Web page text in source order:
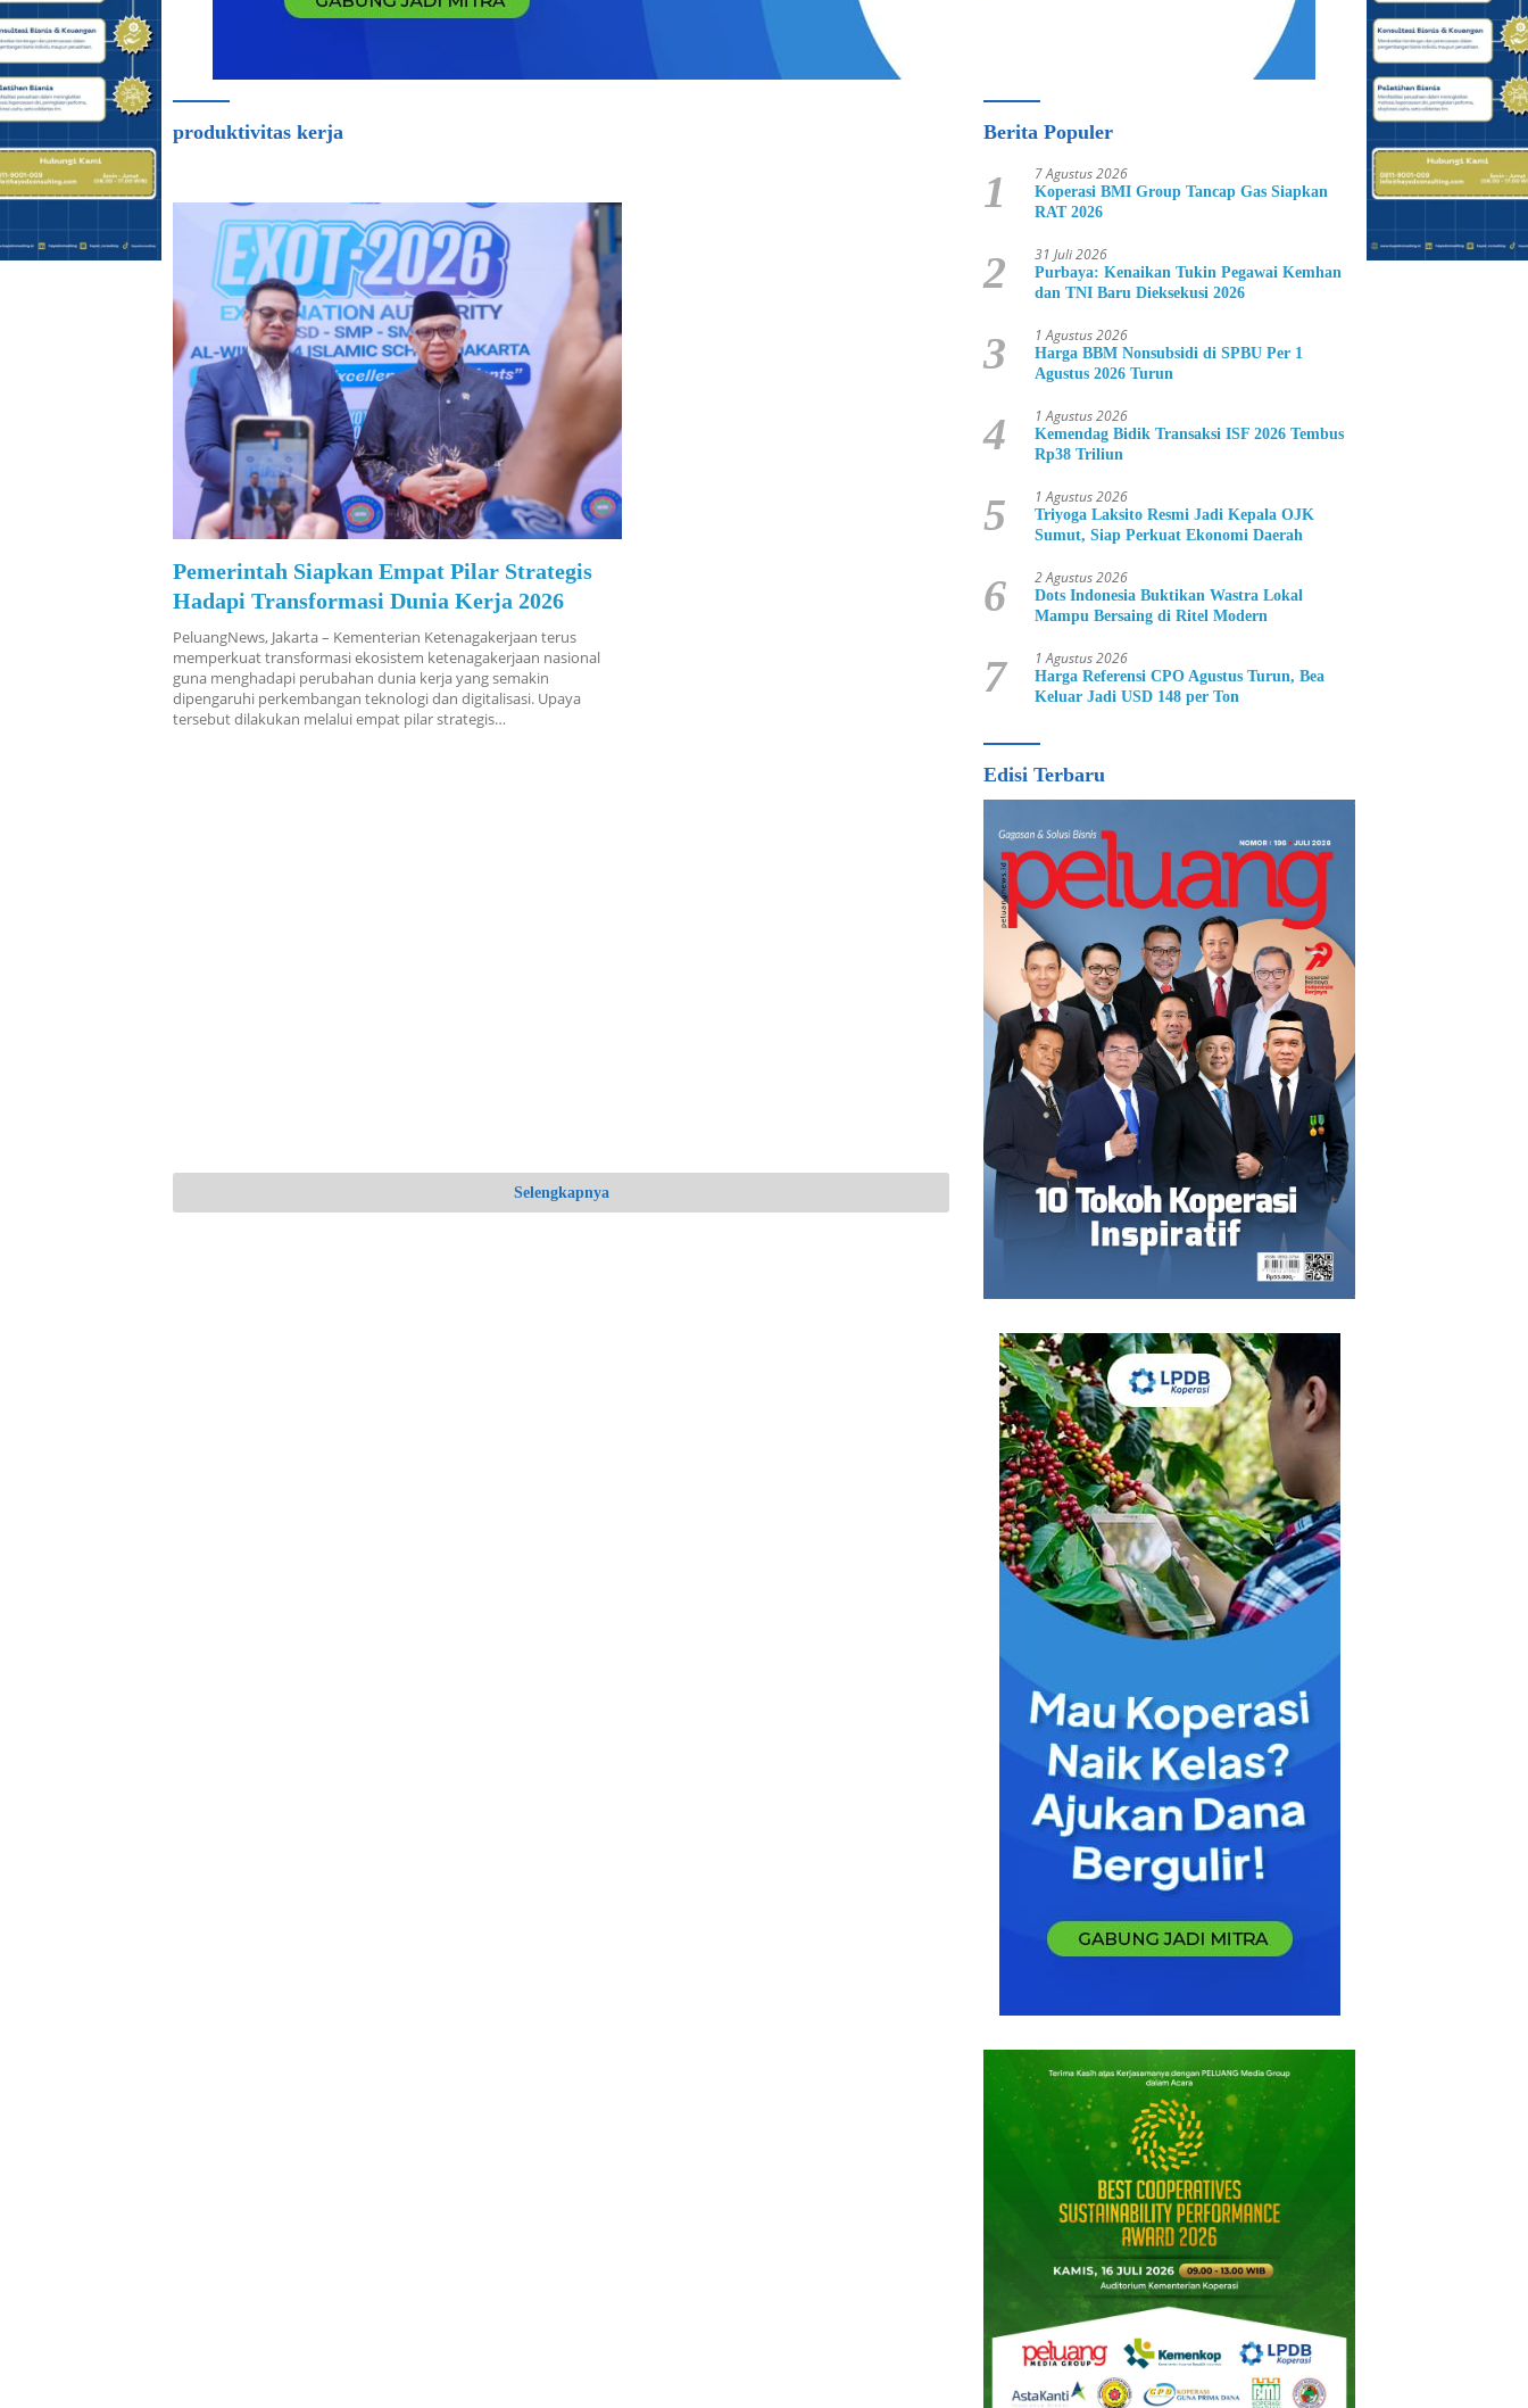
produktivitas kerja
Pemerintah Siapkan Empat Pilar Strategis
Hadapi Transformasi Dunia Kerja 2026
PeluangNews, Jakarta – Kementerian Ketenagakerjaan terus
memperkuat transformasi ekosistem ketenagakerjaan nasional
guna menghadapi perubahan dunia kerja yang semakin
dipengaruhi perkembangan teknologi dan digitalisasi. Upaya
tersebut dilakukan melalui empat pilar strategis…
Selengkapnya
Berita Populer
1 7 Agustus 2026
Koperasi BMI Group Tancap Gas Siapkan
RAT 2026
2 31 Juli 2026
Purbaya: Kenaikan Tukin Pegawai Kemhan
dan TNI Baru Dieksekusi 2026
3 1 Agustus 2026
Harga BBM Nonsubsidi di SPBU Per 1
Agustus 2026 Turun
4 1 Agustus 2026
Kemendag Bidik Transaksi ISF 2026 Tembus
Rp38 Triliun
5 1 Agustus 2026
Triyoga Laksito Resmi Jadi Kepala OJK
Sumut, Siap Perkuat Ekonomi Daerah
6 2 Agustus 2026
Dots Indonesia Buktikan Wastra Lokal
Mampu Bersaing di Ritel Modern
7 1 Agustus 2026
Harga Referensi CPO Agustus Turun, Bea
Keluar Jadi USD 148 per Ton
Edisi Terbaru